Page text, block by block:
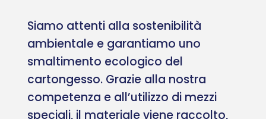
Siamo attenti alla sostenibilità
ambientale e garantiamo uno
smaltimento ecologico del
cartongesso. Grazie alla nostra
competenza e all’utilizzo di mezzi
speciali, il materiale viene raccolto,